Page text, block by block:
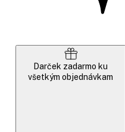
Darček zadarmo ku
všetkým objednávkam